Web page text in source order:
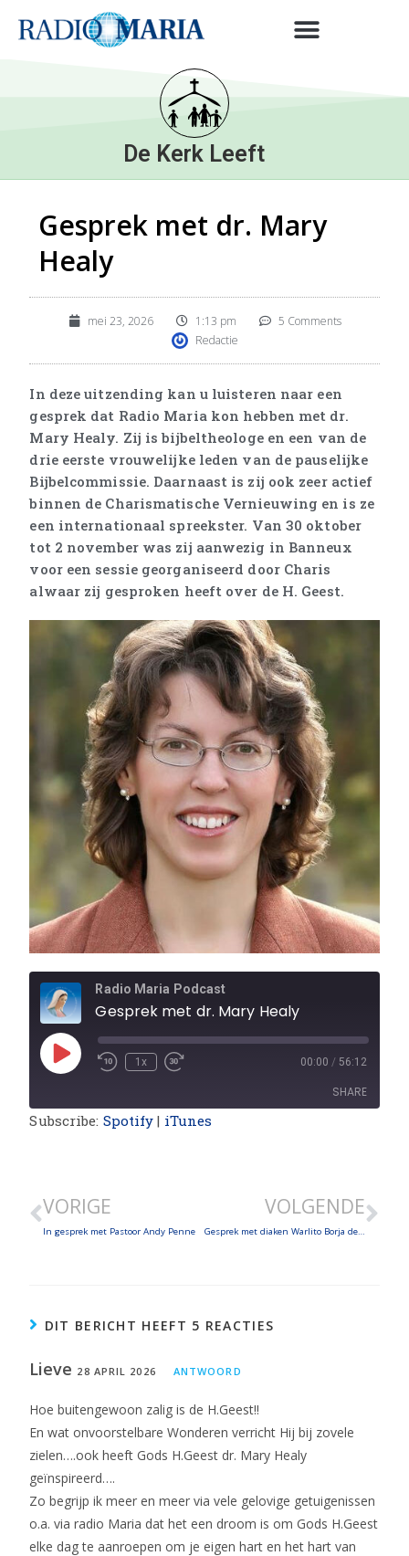
De Kerk Leeft
Gesprek met dr. Mary
Healy
mei 23, 2026 1:13 pm
5 Comments
Redactie
In deze uitzending kan u luisteren naar een
gesprek dat Radio Maria kon hebben met dr.
Mary Healy. Zij is bijbeltheologe en een van de
drie eerste vrouwelijke leden van de pauselijke
Bijbelcommissie. Daarnaast is zij ook zeer actief
binnen de Charismatische Vernieuwing en is ze
een internationaal spreekster. Van 30 oktober
tot 2 november was zij aanwezig in Banneux
voor een sessie georganiseerd door Charis
alwaar zij gesproken heeft over de H. Geest.
Radio Maria Podcast
Gesprek met dr. Mary Healy
1x 00:00 / 56:12
SHARE
Subscribe: Spotify | iTunes
VORIGE
In gesprek met Pastoor Andy Penne
VOLGENDE
Gesprek met diaken Warlito Borja deel 2
DIT BERICHT HEEFT 5 REACTIES
Lieve 28 APRIL 2026 ANTWOORD
Hoe buitengewoon zalig is de H.Geest!!
En wat onvoorstelbare Wonderen verricht Hij bij zovele
zielen….ook heeft Gods H.Geest dr. Mary Healy
geïnspireerd….
Zo begrijp ik meer en meer via vele gelovige getuigenissen
o.a. via radio Maria dat het een droom is om Gods H.Geest
elke dag te aanroepen om je eigen hart en het hart van